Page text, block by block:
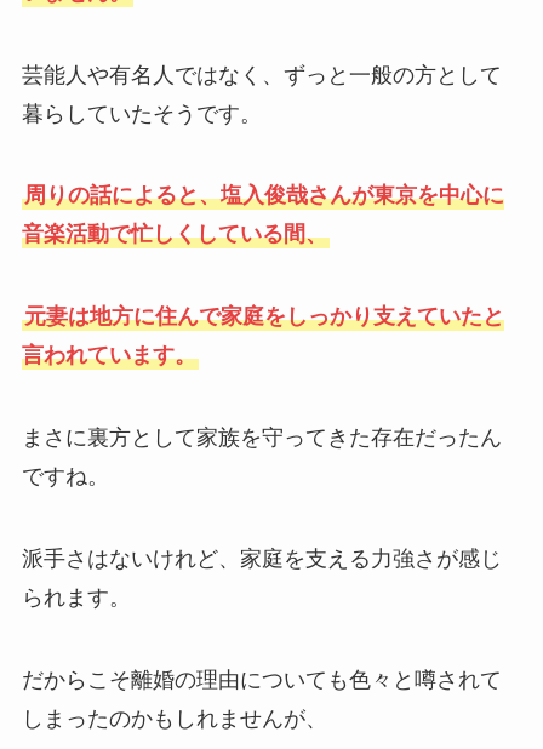
芸能人や有名人ではなく、ずっと一般の方として
暮らしていたそうです。
周りの話によると、塩入俊哉さんが東京を中心に
音楽活動で忙しくしている間、
元妻は地方に住んで家庭をしっかり支えていたと
言われています。
まさに裏方として家族を守ってきた存在だったん
ですね。
派手さはないけれど、家庭を支える力強さが感じ
られます。
だからこそ離婚の理由についても色々と噂されて
しまったのかもしれませんが、